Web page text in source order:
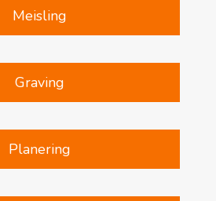
Meisling
Graving
Planering